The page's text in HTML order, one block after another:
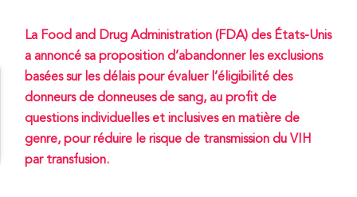
La Food and Drug Administration (FDA) des États-Unis
a annoncé sa proposition d’abandonner les exclusions
basées sur les délais pour évaluer l’éligibilité des
donneurs de donneuses de sang, au profit de
questions individuelles et inclusives en matière de
genre, pour réduire le risque de transmission du VIH
par transfusion.